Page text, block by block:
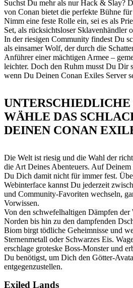
Suchst Du mehr als nur Hack & Slay?
von Conan bietet die perfekte Bühne
Nimm eine feste Rolle ein, sei es als
Set, als rücksichtsloser Sklavenhändler
In der riesigen Community findest Du
als einsamer Wolf, der durch die
Anführer einer mächtigen Armee –
leichter. Doch den Ruhm musst Du Dir
wenn Du Deinen Conan Exiles Server
UNTERSCHIEDLICHE
WÄHLE DAS
DEINEN CONAN
Die Welt ist riesig und die Wahl der
die Art Deines Abenteuers. Auf
Du Dich damit nicht für immer fest.
Webinterface kannst Du jederzeit
und Community-Favoriten wechseln,
Vorwissen.
Von den schwefelhaltigen Dämpfen der
Norden bis hin zu den dampfenden
Biom birgt tödliche Geheimnisse und
Sternenmetall oder Schwarzes Eis.
erschlage groteske Boss-Monster und
Du benötigst, um Dich den Götter-
entgegenzustellen.
Exiled Lands